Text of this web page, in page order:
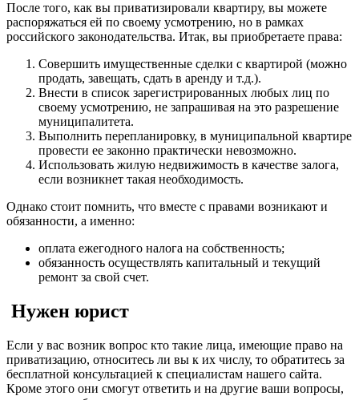
После того, как вы приватизировали квартиру, вы можете
распоряжаться ей по своему усмотрению, но в рамках
российского законодательства. Итак, вы приобретаете права:
Совершить имущественные сделки с квартирой (можно
продать, завещать, сдать в аренду и т.д.).
Внести в список зарегистрированных любых лиц по
своему усмотрению, не запрашивая на это разрешение
муниципалитета.
Выполнить перепланировку, в муниципальной квартире
провести ее законно практически невозможно.
Использовать жилую недвижимость в качестве залога,
если возникнет такая необходимость.
Однако стоит помнить, что вместе с правами возникают и
обязанности, а именно:
оплата ежегодного налога на собственность;
обязанность осуществлять капитальный и текущий
ремонт за свой счет.
Нужен юрист
Если у вас возник вопрос кто такие лица, имеющие право на
приватизацию, относитесь ли вы к их числу, то обратитесь за
бесплатной консультацией к специалистам нашего сайта.
Кроме этого они смогут ответить и на другие ваши вопросы,